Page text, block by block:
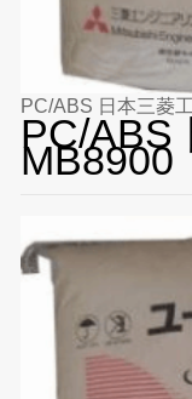
PC/ABS 日本三菱
PC/ABS
MB8900